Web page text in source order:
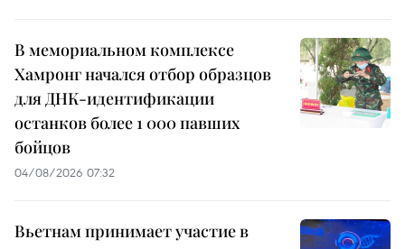
В мемориальном комплексе
Хамронг начался отбор образцов
для ДНК-идентификации
останков более 1 000 павших
бойцов
04/08/2026 07:32
Вьетнам принимает участие в